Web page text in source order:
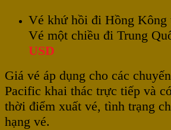
Vé khứ hồi đi Hồng Kông
Vé một chiều đi Trung
USD
Giá vé áp dụng cho các
Pacific khai thác trực tiếp và
thời điểm xuất vé, tình trạng
hạng vé.